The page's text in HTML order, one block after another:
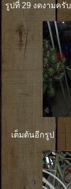
รูปที่ 29 งดงามครับ
เต็มต้นอีกรูป